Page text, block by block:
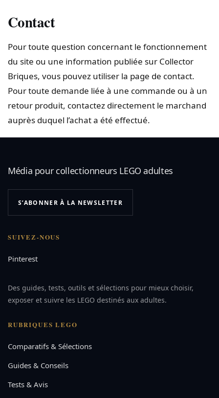
Contact
Pour toute question concernant le fonctionnement
du site ou une information publiée sur Collector
Briques, vous pouvez utiliser la page de contact.
Pour toute demande liée à une commande ou à un
retour produit, contactez directement le marchand
auprès duquel l’achat a été effectué.
Média pour collectionneurs LEGO adultes
S’ABONNER À LA NEWSLETTER
SUIVEZ-NOUS
Pinterest
Des guides, tests, outils et sélections pour mieux choisir,
exposer et suivre les LEGO destinés aux adultes.
RUBRIQUES LEGO
Comparatifs & Sélections
Guides & Conseils
Tests & Avis